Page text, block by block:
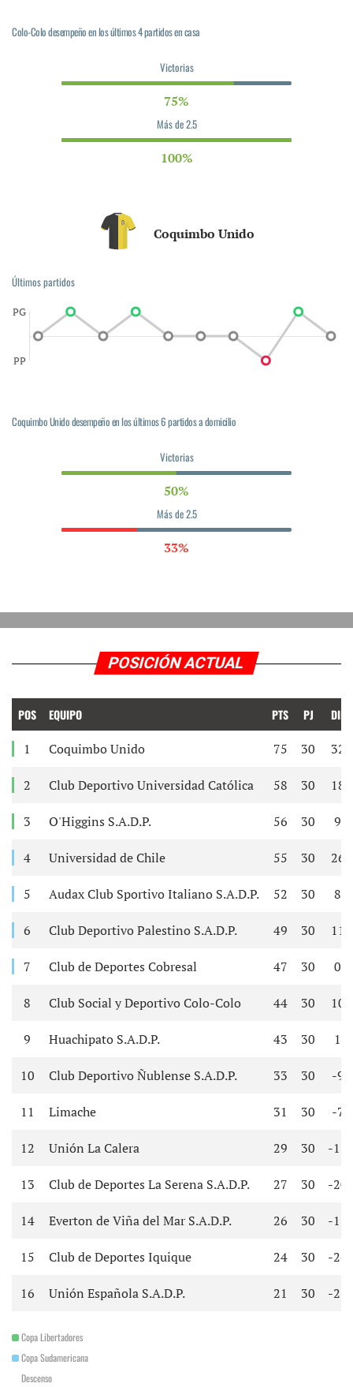
Colo-Colo desempeño en los últimos 4 partidos en casa
Victorias
75%
Más de 2.5
100%
Coquimbo Unido
Últimos partidos
PP
PG
Coquimbo Unido desempeño en los últimos 6 partidos a domicilio
Victorias
50%
Más de 2.5
33%
POSICIÓN ACTUAL
POS EQUIPO PTS PJ DIF
1 Coquimbo Unido 75 30 32
2 Club Deportivo Universidad Católica 58 30 18
3 O'Higgins S.A.D.P. 56 30 9
4 Universidad de Chile 55 30 26
5 Audax Club Sportivo Italiano S.A.D.P. 52 30 8
6 Club Deportivo Palestino S.A.D.P. 49 30 11
7 Club de Deportes Cobresal 47 30 0
8 Club Social y Deportivo Colo-Colo 44 30 10
9 Huachipato S.A.D.P. 43 30 1
10 Club Deportivo Ñublense S.A.D.P. 33 30 -9
11 Limache 31 30 -7
12 Unión La Calera 29 30 -11
13 Club de Deportes La Serena S.A.D.P. 27 30 -20
14 Everton de Viña del Mar S.A.D.P. 26 30 -17
15 Club de Deportes Iquique 24 30 -26
16 Unión Española S.A.D.P. 21 30 -25
Copa Libertadores
Copa Sudamericana
Descenso